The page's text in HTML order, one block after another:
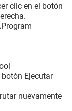
clic en el botón
Ejecutar
nuevamente